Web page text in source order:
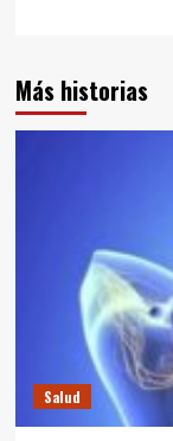
Más historias
Salud